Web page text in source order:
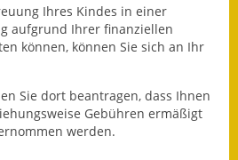
Leben
Baugebiete & Bauplätze
Ihres Kindes in einer
aufgrund Ihrer finanziellen
können, können Sie sich an Ihr
Sie dort beantragen, dass Ihnen
Gebühren ermäßigt
werden.